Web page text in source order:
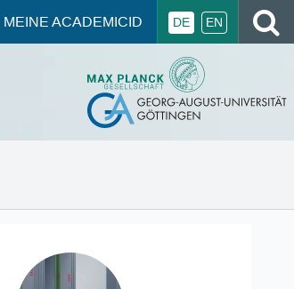
MEINE ACADEMICID DE EN